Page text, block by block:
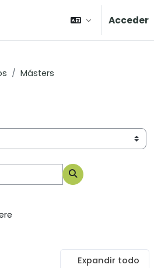
Acceder
Másters
Buscar cursos
Expandir todo